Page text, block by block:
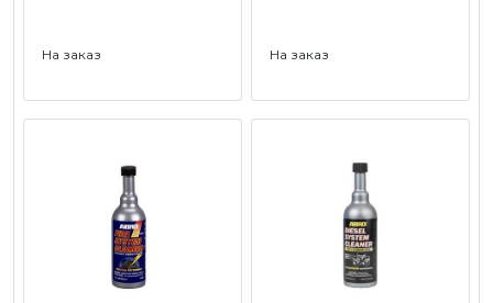
На заказ На заказ